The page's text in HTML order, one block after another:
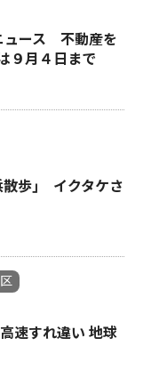
ュース 不動産を
９月４日まで
散歩｣ イクタケさ
速すれ違い 地球